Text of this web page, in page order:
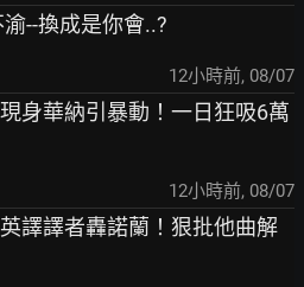
--換成是你會..?
12小時前, 08/07
身華納引暴動！一日狂吸6萬
12小時前, 08/07
譯譯者轟諾蘭！狠批他曲解